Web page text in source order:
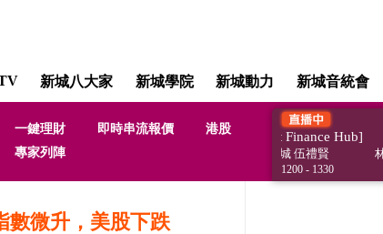
新城八大家 新城學院 新城動力 新城音統會
一鍵理財 即時串流報價
港股
專家列陣
一鍵理財 [Smart Finance Hub]
林淑敏 溫鋼城 伍禮賢 林
1200 - 1330
數微升，美股下跌